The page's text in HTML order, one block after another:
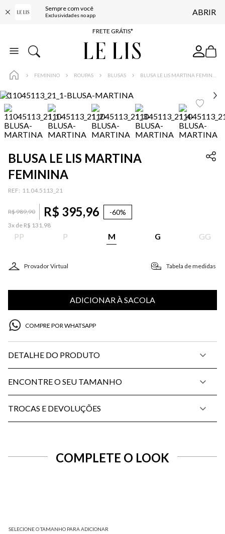
Sempre com você
Exclusividades no app ABRIR
ENTREGA EXPRESSA*
FRETE GRÁTIS*
BAIXE O APP
FEMININO ROUPAS BLUSAS
BLUSA LE LIS MARTINA
FEMININA
: 11.04.5113_21
R$989,90 R$ 395,96 -60%
3x de R$ 131,98
PP P M G GG
Provador Virtual Tabela de medidas
ADICIONAR À SACOLA
COMPRE POR WHATSAPP
DETALHE DO PRODUTO
ENCONTRE O SEU TAMANHO
TROCAS E DEVOLUÇÕES
COMPLETE O LOOK
SELECIONE O TAMANHO PARA ADICIONAR